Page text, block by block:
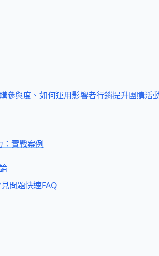
參與度、如何運用影響者行銷提升團購活
實戰案例
問題快速FAQ